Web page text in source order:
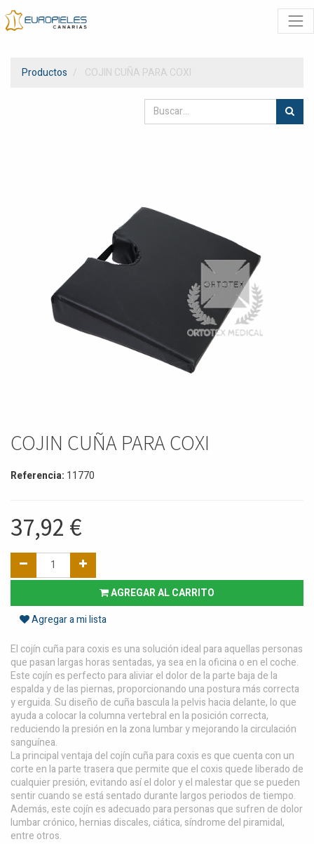
Productos COJIN CUÑA PARA COXI
COJIN CUÑA PARA COXI
Referencia: 11770
37,92 €
AGREGAR AL CARRITO
Agregar a mi lista
El cojín cuña para coxis es una solución ideal para aquellas personas
que pasan largas horas sentadas, ya sea en la oficina o en el coche.
Este cojín es perfecto para aliviar el dolor de la parte baja de la
espalda y de las piernas, proporcionando una postura más correcta
y erguida. Su diseño de cuña bascula la pelvis hacia delante, lo que
ayuda a colocar la columna vertebral en la posición correcta,
reduciendo la presión en la zona lumbar y mejorando la circulación
sanguínea.
La principal ventaja del cojín cuña para coxis es que cuenta con un
corte en la parte trasera que permite que el coxis quede liberado de
cualquier presión, evitando así el dolor y el malestar que se pueden
sentir cuando se está sentado durante largos periodos de tiempo.
Además, este cojín es adecuado para personas que sufren de dolor
lumbar crónico, hernias discales, ciática, síndrome del piramidal,
entre otros.